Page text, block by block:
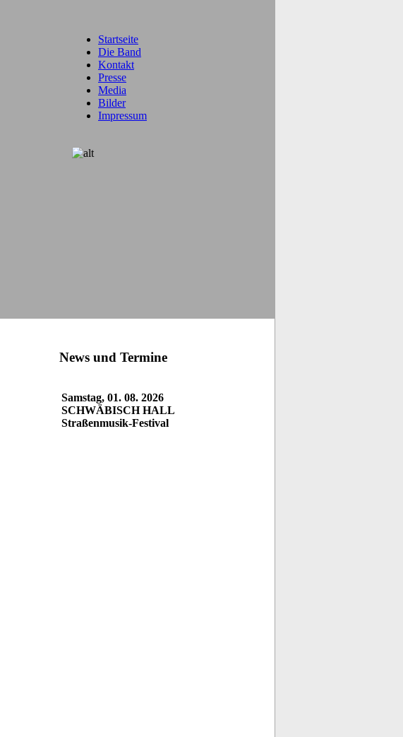
Startseite
Die Band
Kontakt
Presse
Media
Bilder
Impressum
News und Termine
Samstag, 01. 08. 2026
SCHWÄBISCH HALL
Straßenmusik-Festival